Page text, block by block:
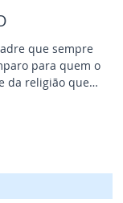
que sempre
para quem o
da religião que